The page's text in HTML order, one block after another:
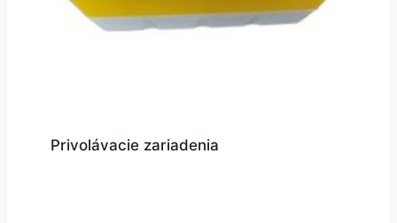
Privolávacie zariadenia